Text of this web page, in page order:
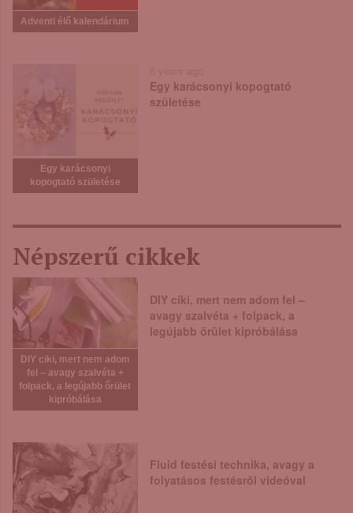
Adventi élő kalendárium
Egy karácsonyi
kopogtató születése
Egy karácsonyi kopogtató
születése
Népszerű cikkek
DIY ciki, mert nem adom
fel – avagy szalvéta +
folpack, a legújabb őrület
kipróbálása
DIY ciki, mert nem adom fel –
avagy szalvéta + folpack, a
legújabb őrület kipróbálása
Fluid festési technika, avagy a
folyatásos festésről videóval